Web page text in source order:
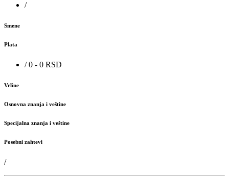
/
Smene
Plata
/ 0 - 0 RSD
Vrline
Osnovna znanja i veštine
Specijalna znanja i veštine
Posebni zahtevi
/